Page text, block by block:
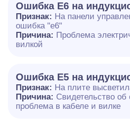
Ошибка E6 на
Признак: На панели
ошибка "e6"
Причина: Проблема
вилкой
Ошибка Е5 на
Признак: На плите
Причина: Свидетельство об
проблема в кабеле и вилке